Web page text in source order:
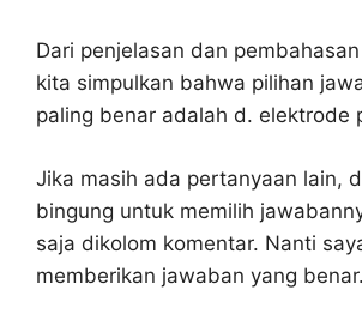
Dari penjelasan dan
kita simpulkan bahwa pilihan
paling benar adalah d. elektrode
Jika masih ada pertanyaan lain,
bingung untuk memilih
saja dikolom komentar. Nanti
memberikan jawaban yang benar.